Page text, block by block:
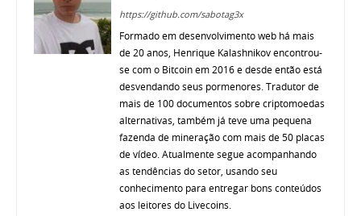
https://github.com/sabotag3x
Formado em desenvolvimento web há mais
de 20 anos, Henrique Kalashnikov encontrou-
se com o Bitcoin em 2016 e desde então está
desvendando seus pormenores. Tradutor de
mais de 100 documentos sobre criptomoedas
alternativas, também já teve uma pequena
fazenda de mineração com mais de 50 placas
de vídeo. Atualmente segue acompanhando
as tendências do setor, usando seu
conhecimento para entregar bons conteúdos
aos leitores do Livecoins.